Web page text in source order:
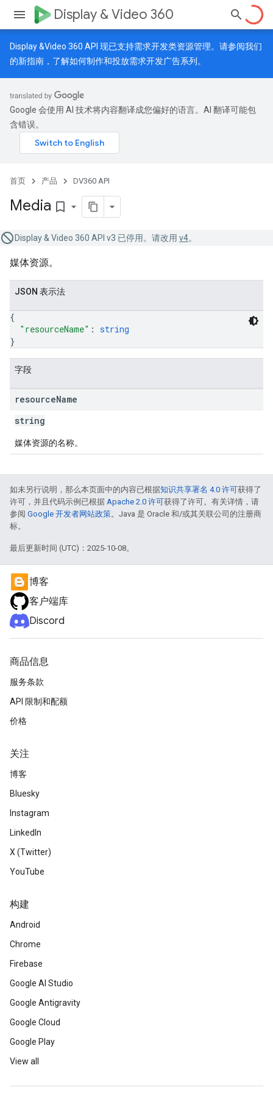
Display & Video 360
Display &Video 360 API 现已支持需求开发类资源管理。请参阅我们
的新指南 ，了解如何制作和投放需求开发广告系列。
Google 会使用 AI 技术将内容翻译成您偏好的语言。AI 翻译可能包
含错误。
首页 产品 DV360 API
Media bookmark_border
Display & Video 360 API v3 已停用。请改用 v4。
媒体资源。
JSON 表示法
{
"resourceName" : string
}
字段
resourceName
string
媒体资源的名称。
如未另行说明，那么本页面中的内容已根据知识共享署名 4.0 许可获得了
许可，并且代码示例已根据 Apache 2.0 许可获得了许可。有关详情，请
参阅 Google 开发者网站政策。Java 是 Oracle 和/或其关联公司的注册商
标。
最后更新时间 (UTC)：2025-10-08。
博客
客户端库
Discord
商品信息
服务条款
API 限制和配额
价格
关注
博客
Bluesky
Instagram
LinkedIn
X (Twitter)
YouTube
构建
Android
Chrome
Firebase
Google AI Studio
Google Antigravity
Google Cloud
Google Play
View all